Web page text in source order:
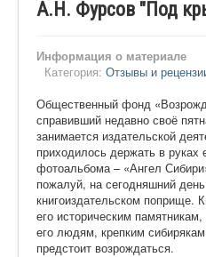
О фонде
Онлайн библиотека
Видеоматериалы
Контакты
Сайт проекта Достоевский
Ермаковополе.рф
А.Н. Фурсов "Под
Информация о материале
Категория: Отзывы и
Общественный фонд
справивший недавно своё
занимается издательской
приходилось держать в руках
фотоальбома – «Ангел
пожалуй, на сегодняшний
книгоиздательском поприще.
его историческим
его людям, крепким
предстоит возрождаться.